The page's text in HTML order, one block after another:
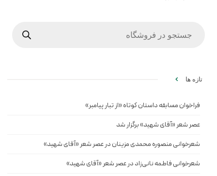
تازه ها
فراخوان مسابقه داستان کوتاه «از تبار پیامبر»
عصر شعر «آقای شهید» برگزار شد
شعرخوانی منصوره محمدی مزینان در عصر شعر «آقای شهید»
شعرخوانی فاطمه نانی‌زاد در عصر شعر «آقای شهید»